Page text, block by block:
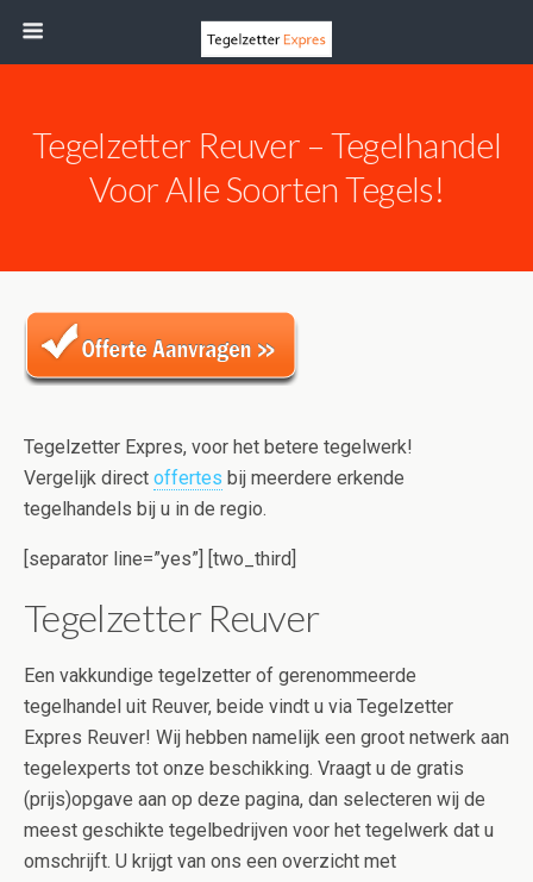
Tegelzetter Reuver – Tegelhandel
Voor Alle Soorten Tegels!
Tegelzetter Expres, voor het betere tegelwerk!
Vergelijk direct offertes bij meerdere erkende
tegelhandels bij u in de regio.
[separator line=”yes”] [two_third]
Tegelzetter Reuver
Een vakkundige tegelzetter of gerenommeerde
tegelhandel uit Reuver, beide vindt u via Tegelzetter
Expres Reuver! Wij hebben namelijk een groot netwerk aan
tegelexperts tot onze beschikking. Vraagt u de gratis
(prijs)opgave aan op deze pagina, dan selecteren wij de
meest geschikte tegelbedrijven voor het tegelwerk dat u
omschrijft. U krijgt van ons een overzicht met